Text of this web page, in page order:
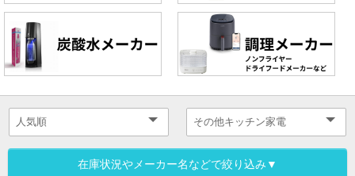
在庫状況やメーカー名などで絞り込み▼